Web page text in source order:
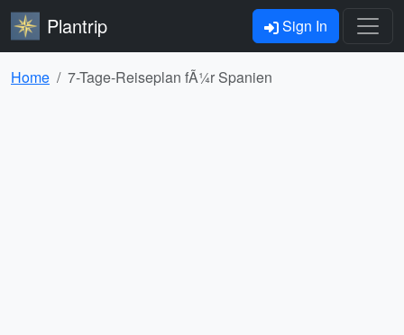
Plantrip Sign In
Home 7-Tage-Reiseplan fÃ¼r Spanien